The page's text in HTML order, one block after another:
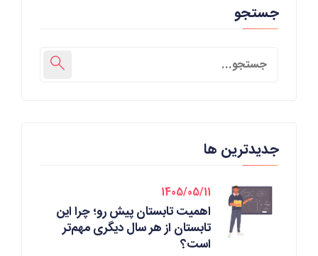
جستجو
جدیدترین ها
1405/05/11
اهمیت تابستان پیش رو؛ چرا این
تابستان از هر سال دیگری مهم‌تر
است؟